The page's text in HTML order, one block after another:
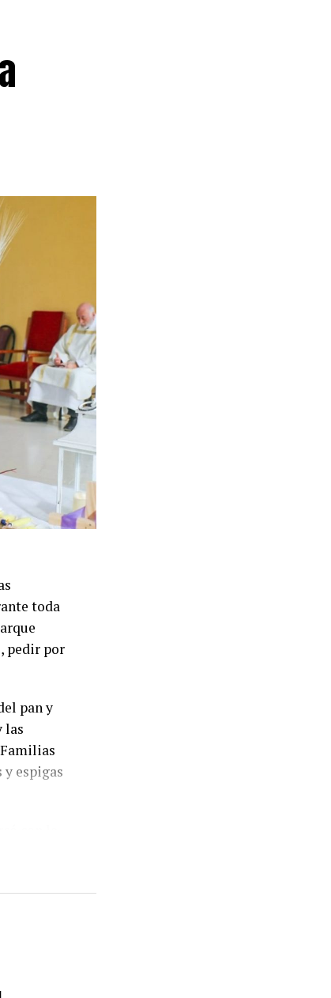
toda
pedir por
pan y
las
espigas
con la
para
expresó
las